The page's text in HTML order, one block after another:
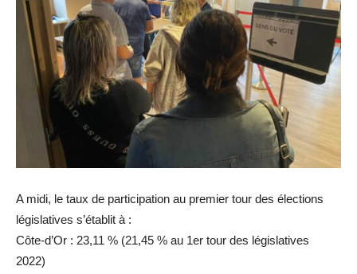
A midi, le taux de participation au premier tour des élections
législatives s’établit à :
Côte-d’Or : 23,11 % (21,45 % au 1er tour des législatives
2022)